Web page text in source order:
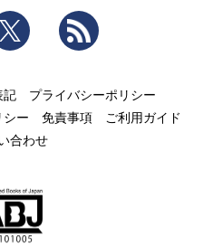
Twitter
記
プライバシーポリシー
シー 免責事項
ご利用ガイド
合わせ